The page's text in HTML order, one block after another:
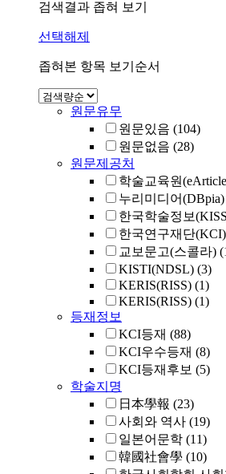
검색결과 좁혀 보기
선택해제
좁혀본 항목 보기순서
원문유무
원문있음 (104)
원문없음 (28)
원문제공처
학술교육원
누리미디어(DBpia)
한국학술정보
한국연구재단(KCI)
교보문고(스콜라)
KISTI(NDSL) (3)
KERIS(RISS) (1)
KERIS(RISS) (1)
등재정보
KCI등재 (88)
KCI우수등재 (8)
KCI등재후보 (5)
학술지명
日本學報 (23)
사회와 역사 (19)
일본어문학 (11)
韓國社會學 (10)